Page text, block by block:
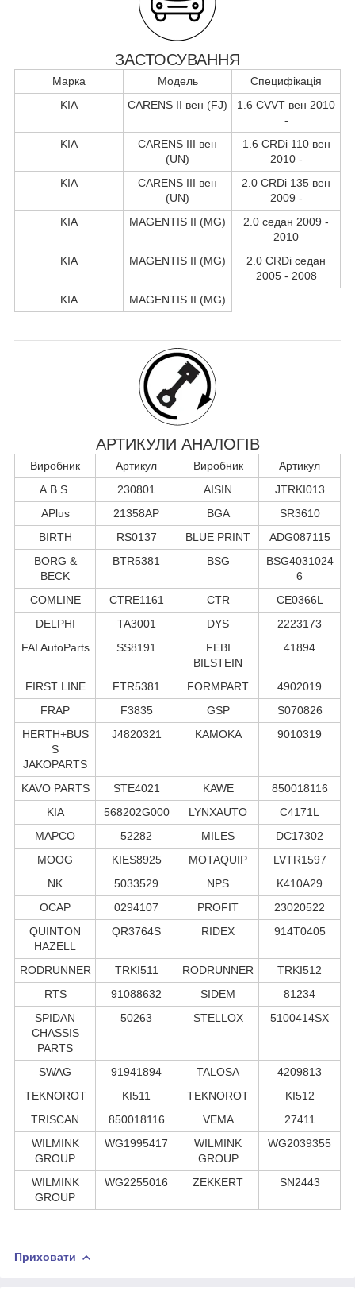
ЗАСТОСУВАННЯ
Марка Модель
Специфікація
KIA
CARENS II вен (FJ)
1.6 CVVT вен 2010
-
KIA
CARENS III вен
(UN)
1.6 CRDi 110 вен
2010 -
KIA
CARENS III вен
(UN)
2.0 CRDi 135 вен
2009 -
KIA
MAGENTIS II (MG)
2.0 седан 2009 -
2010
KIA
MAGENTIS II (MG)
2.0 CRDi седан
2005 - 2008
KIA
MAGENTIS II (MG)
АРТИКУЛИ АНАЛОГІВ
Виробник Артикул Виробник
Артикул
A.B.S.
230801 AISIN
JTRKI013
APlus
21358AP BGA
SR3610
BIRTH
RS0137 BLUE PRINT
ADG087115
BORG &
BECK
BTR5381 BSG
BSG4031024
6
COMLINE
CTRE1161 CTR
CE0366L
DELPHI
TA3001 DYS
2223173
FAI AutoParts
SS8191
FEBI
BILSTEIN
41894
FIRST LINE FTR5381 FORMPART
4902019
FRAP
F3835 GSP
S070826
HERTH+BUS
S
JAKOPARTS
J4820321 KAMOKA 9010319
KAVO PARTS STE4021 KAWE
850018116
KIA
568202G000 LYNXAUTO
C4171L
MAPCO
52282 MILES
DC17302
MOOG
KIES8925 MOTAQUIP
LVTR1597
NK
5033529 NPS
K410A29
OCAP
0294107 PROFIT
23020522
QUINTON
HAZELL
QR3764S RIDEX 914T0405
RODRUNNER TRKI511 RODRUNNER
TRKI512
RTS
91088632 SIDEM
81234
SPIDAN
CHASSIS
PARTS
50263 STELLOX 5100414SX
SWAG 91941894 TALOSA
4209813
TEKNOROT
KI511 TEKNOROT
KI512
TRISCAN
850018116 VEMA
27411
WILMINK
GROUP
WG1995417
WILMINK
GROUP
WG2039355
WILMINK
GROUP
WG2255016 ZEKKERT SN2443
Приховати